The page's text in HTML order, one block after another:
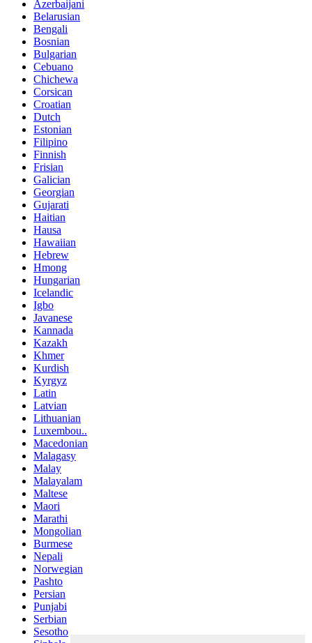
Azerbaijani
Belarusian
Bengali
Bosnian
Bulgarian
Cebuano
Chichewa
Corsican
Croatian
Dutch
Estonian
Filipino
Finnish
Frisian
Galician
Georgian
Gujarati
Haitian
Hausa
Hawaiian
Hebrew
Hmong
Hungarian
Icelandic
Igbo
Javanese
Kannada
Kazakh
Khmer
Kurdish
Kyrgyz
Latin
Latvian
Lithuanian
Luxembou..
Macedonian
Malagasy
Malay
Malayalam
Maltese
Maori
Marathi
Mongolian
Burmese
Nepali
Norwegian
Pashto
Persian
Punjabi
Serbian
Sesotho